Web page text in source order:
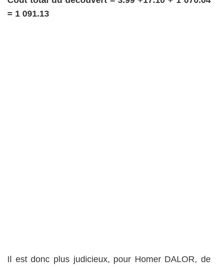
= 1 091.13
Il est donc plus judicieux, pour Homer DALOR, de